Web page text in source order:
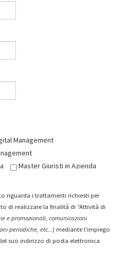
Management
Master Giuristi in Azienda
riguarda i trattamenti richiesti per
di realizzare la finalità di “Attività di
e promozionali, comunicazioni
periodiche, etc...) mediante l’impiego
suo indirizzo di posta elettronica